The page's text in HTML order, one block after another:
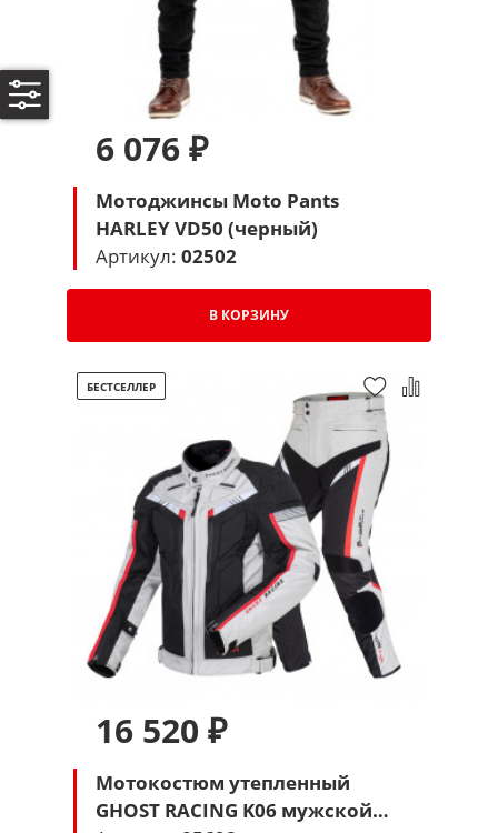
6 076 ₽
Мотоджинсы Moto Pants
HARLEY VD50 (черный)
Артикул: 02502
В КОРЗИНУ
БЕСТСЕЛЛЕР
16 520 ₽
Мотокостюм утепленный
GHOST RACING K06 мужской